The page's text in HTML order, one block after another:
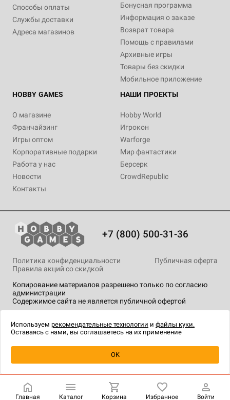
Купить
Способы оплаты
Службы доставки
Адреса магазинов
Бонусная программа
Информация о заказе
Возврат товара
Помощь с правилами
Архивные игры
Товары без скидки
Мобильное приложение
HOBBY GAMES
О магазине
Франчайзинг
Игры оптом
Корпоративные подарки
Работа у нас
Новости
Контакты
НАШИ ПРОЕКТЫ
Hobby World
Игрокон
Warforge
Мир фантастики
Берсерк
CrowdRepublic
+7 (800) 500-31-36
Копирование материалов разрешено только по согласию
администрации
Содержимое сайта не является публичной офертой
Политика конфиденциальности
Публичная оферта
Правила акций со скидкой
технологии.
Главная Каталог Корзина Избранное Войти
Используем рекомендательные технологии и файлы куки.
Оставаясь с нами, вы соглашаетесь на их применение
OK